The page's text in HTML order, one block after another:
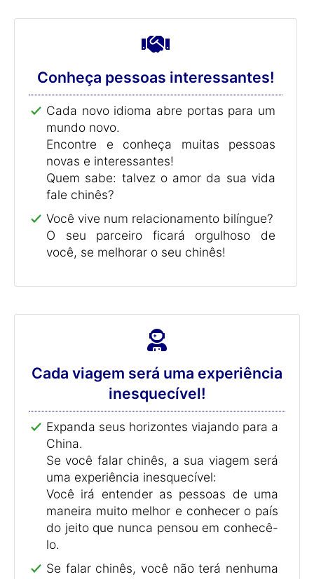
Conheça pessoas interessantes!
Cada novo idioma abre portas para um
mundo novo.
Encontre e conheça muitas pessoas
novas e interessantes!
Quem sabe: talvez o amor da sua vida
fale chinês?
Você vive num relacionamento bilíngue?
O seu parceiro ficará orgulhoso de
você, se melhorar o seu chinês!
Cada viagem será uma experiência
inesquecível!
Expanda seus horizontes viajando para a
China.
Se você falar chinês, a sua viagem será
uma experiência inesquecível:
Você irá entender as pessoas de uma
maneira muito melhor e conhecer o país
do jeito que nunca pensou em conhecê-
lo.
Se falar chinês, você não terá nenhuma